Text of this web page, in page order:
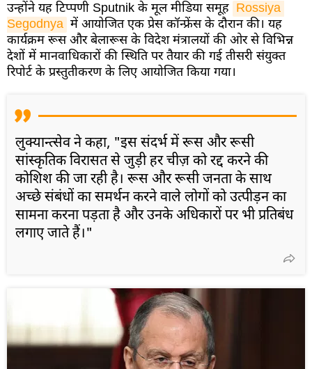
उन्होंने यह टिप्पणी Sputnik के मूल मीडिया समूह Rossiya
Segodnya में आयोजित एक प्रेस कॉन्फ्रेंस के दौरान की। यह
कार्यक्रम रूस और बेलारूस के विदेश मंत्रालयों की ओर से विभिन्न
देशों में मानवाधिकारों की स्थिति पर तैयार की गई तीसरी संयुक्त
रिपोर्ट के प्रस्तुतीकरण के लिए आयोजित किया गया।
लुक्यान्त्सेव ने कहा, "इस संदर्भ में रूस और रूसी
सांस्कृतिक विरासत से जुड़ी हर चीज़ को रद्द करने की
कोशिश की जा रही है। रूस और रूसी जनता के साथ
अच्छे संबंधों का समर्थन करने वाले लोगों को उत्पीड़न का
सामना करना पड़ता है और उनके अधिकारों पर भी प्रतिबंध
लगाए जाते हैं।"